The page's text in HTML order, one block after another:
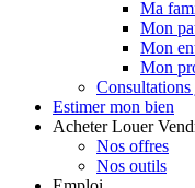
Ma
Mon
Mon
Mon
Estimer mon bien
Acheter Louer
Nos offres
Nos outils